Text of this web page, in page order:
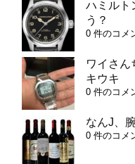
ハミルト
う？
0 件のコメ
ワイさん
キウキ
0 件のコメ
なんJ、
0 件のコメ